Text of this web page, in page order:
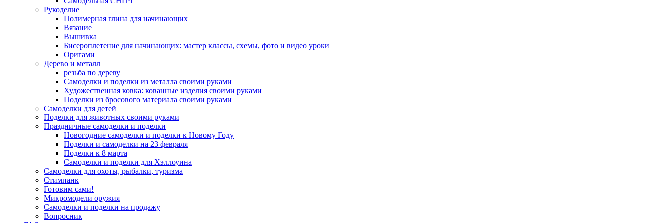
Рукоделие
Полимерная глина для начинающих
Вязание
Вышивка
Бисероплетение для начинающих: мастер классы, схемы, фото и видео уроки
Оригами
Дерево и металл
резьба по дереву
Самоделки и поделки из металла своими руками
Художественная ковка: кованные изделия своими руками
Поделки из бросового материала своими руками
Самоделки для детей
Поделки для животных своими руками
Праздничные самоделки и поделки
Новогодние самоделки и поделки к Новому Году
Поделки и самоделки на 23 февраля
Поделки к 8 марта
Самоделки и поделки для Хэллоуина
Самоделки для охоты, рыбалки, туризма
Стимпанк
Готовим сами!
Микромодели оружия
Самоделки и поделки на продажу
Вопросник